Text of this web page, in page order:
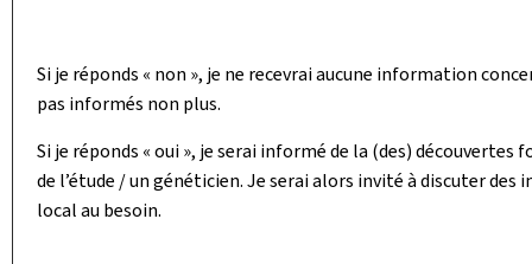
Si je réponds « non », je ne recevrai aucune information
pas informés non plus.
Si je réponds « oui », je serai informé de la (des)
de l’étude / un généticien. Je serai alors invité à discuter
local au besoin.